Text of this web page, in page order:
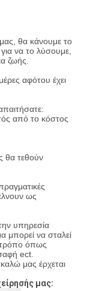
θα κάνουμε το
να το λύσουμε,
ζωής.
αφότου έχει
από το κόστος
θα τεθούν
ως
υπηρεσία
μπορεί να σταλεί
τρόπο όπως
ect.
μας έρχεται
μας: